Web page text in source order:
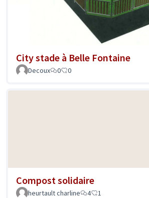
City stade à Belle Fontaine
Decoux
0 0
Compost solidaire
heurtault charline
4 1